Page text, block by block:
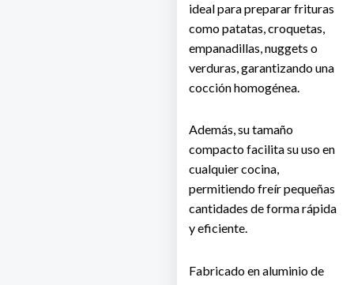
ideal para preparar frituras
como patatas, croquetas,
empanadillas, nuggets o
verduras, garantizando una
cocción homogénea.
Además, su tamaño
compacto facilita su uso en
cualquier cocina,
permitiendo freír pequeñas
cantidades de forma rápida
y eficiente.
Fabricado en aluminio de